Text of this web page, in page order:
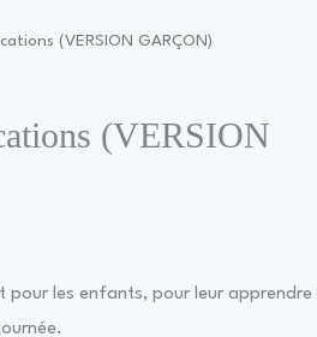
(VERSION GARÇON)
(VERSION
pour les enfants, pour leur apprendre